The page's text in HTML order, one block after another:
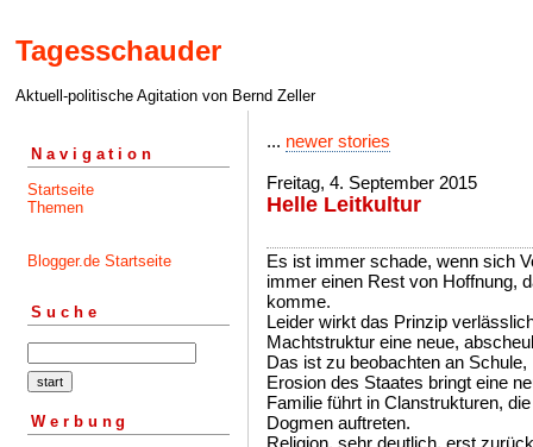
Tagesschauder
Aktuell-politische Agitation von Bernd Zeller
Navigation
Startseite
Themen
Blogger.de Startseite
Suche
Werbung
... newer stories
Freitag, 4. September 2015
Helle Leitkultur
Es ist immer schade, wenn sich
immer einen Rest von Hoffnung,
komme.
Leider wirkt das Prinzip
Machtstruktur eine neue,
Das ist zu beobachten an
Erosion des Staates bringt eine
Familie führt in Clanstrukturen,
Dogmen auftreten.
Religion, sehr deutlich, erst